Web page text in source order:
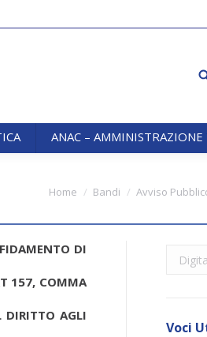
ANAC – AMMINISTRAZIONE
Home Bandi Avviso
DI
157, COMMA
DIRITTO AGLI
Search:
Voci
ANAC –